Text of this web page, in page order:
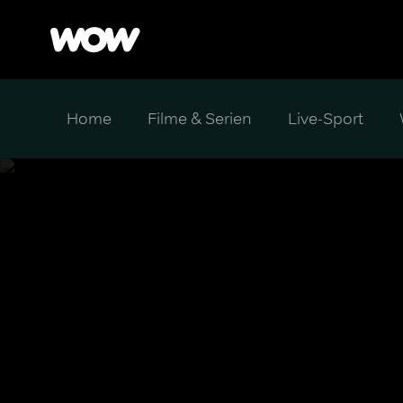
Home Filme & Serien Live-Sport